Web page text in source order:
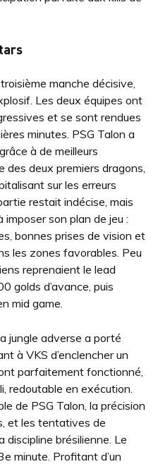
manche décisive,
Les deux équipes ont
et se sont rendues
minutes. PSG Talon a
à de meilleurs
deux premiers dragons,
sur les erreurs
restait indécise, mais
son plan de jeu :
bonnes prises de vision et
les zones favorables. Peu
reprenaient le lead
golds d’avance, puis
mid game.
jungle adverse a porté
à VKS d’enclencher un
parfaitement fonctionné,
redoutable en exécution.
de PSG Talon, la précision
et les tentatives de
discipline brésilienne. Le
minute. Profitant d’un